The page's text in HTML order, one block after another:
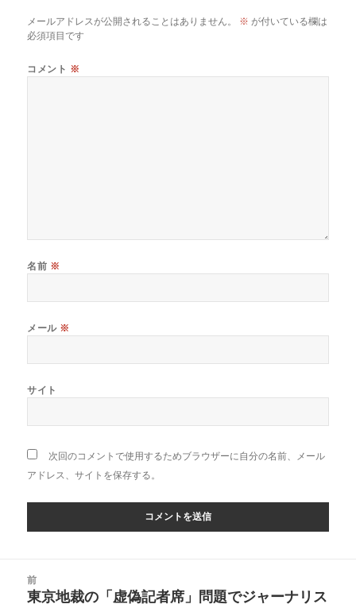
メールアドレスが公開されることはありません。 ※ が付いている欄は
必須項目です
コメント ※
名前 ※
メール ※
サイト
次回のコメントで使用するためブラウザーに自分の名前、メール
アドレス、サイトを保存する。
前
前
東京地裁の「虚偽記者席」問題でジャーナリス